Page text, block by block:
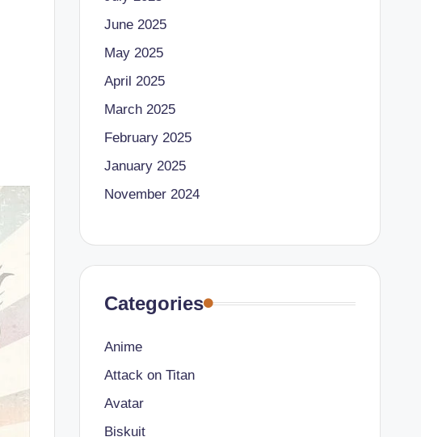
June 2025
May 2025
April 2025
March 2025
February 2025
January 2025
November 2024
Categories
Anime
Attack on Titan
Avatar
Biskuit